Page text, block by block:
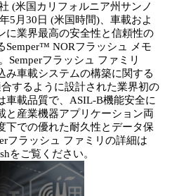
(米国カリフォルニア州サンノ
5月30日 (米国時間)、車載およ
に業界最高の安全性と信頼性の
Semper™ NORフラッシュ メモ
Semperフラッシュ ファミリ
み車載システムの構築に関する
するように設計された業界初の
車載品質で、ASIL-B機能安全に
と産業機器アプリケーション両
での優れた耐久性とデータ保
フラッシュ ファミリの詳細は
をご覧ください。